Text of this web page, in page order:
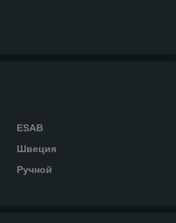
ESAB
Швеция
Ручной